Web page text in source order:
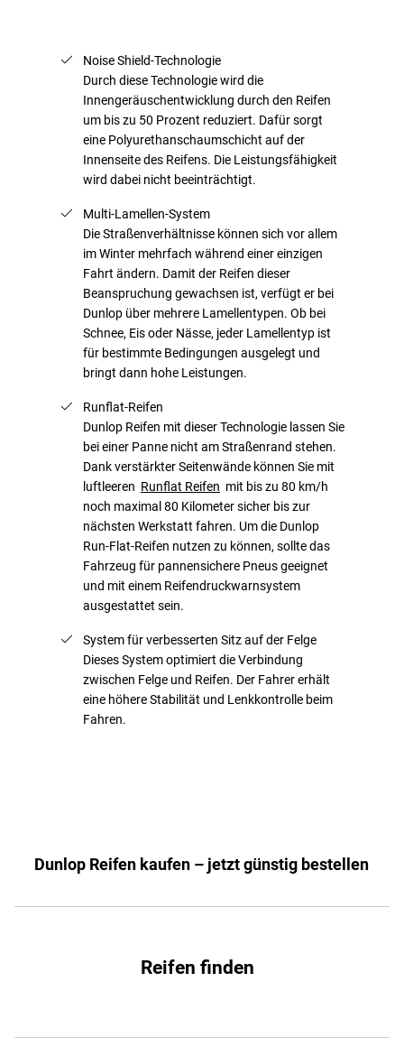
Noise Shield-Technologie
Durch diese Technologie wird die
Innengeräuschentwicklung durch den Reifen
um bis zu 50 Prozent reduziert. Dafür sorgt
eine Polyurethanschaumschicht auf der
Innenseite des Reifens. Die Leistungsfähigkeit
wird dabei nicht beeinträchtigt.
Multi-Lamellen-System
Die Straßenverhältnisse können sich vor allem
im Winter mehrfach während einer einzigen
Fahrt ändern. Damit der Reifen dieser
Beanspruchung gewachsen ist, verfügt er bei
Dunlop über mehrere Lamellentypen. Ob bei
Schnee, Eis oder Nässe, jeder Lamellentyp ist
für bestimmte Bedingungen ausgelegt und
bringt dann hohe Leistungen.
Runflat-Reifen
Dunlop Reifen mit dieser Technologie lassen Sie
bei einer Panne nicht am Straßenrand stehen.
Dank verstärkter Seitenwände können Sie mit
luftleeren Runflat Reifen mit bis zu 80 km/h
noch maximal 80 Kilometer sicher bis zur
nächsten Werkstatt fahren. Um die Dunlop
Run-Flat-Reifen nutzen zu können, sollte das
Fahrzeug für pannensichere Pneus geeignet
und mit einem Reifendruckwarnsystem
ausgestattet sein.
System für verbesserten Sitz auf der Felge
Dieses System optimiert die Verbindung
zwischen Felge und Reifen. Der Fahrer erhält
eine höhere Stabilität und Lenkkontrolle beim
Fahren.
Dunlop Reifen kaufen – jetzt günstig bestellen
Reifen finden